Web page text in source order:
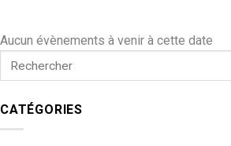
Aucun évènements à venir à cette date
CATÉGORIES